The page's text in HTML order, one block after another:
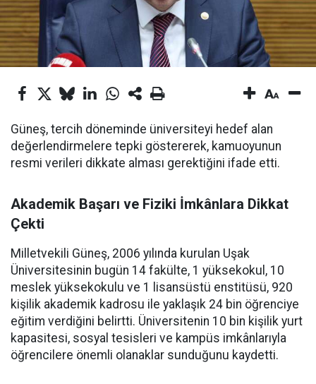
Güneş, tercih döneminde üniversiteyi hedef alan
değerlendirmelere tepki göstererek, kamuoyunun
resmi verileri dikkate alması gerektiğini ifade etti.
Akademik Başarı ve Fiziki İmkânlara Dikkat
Çekti
Milletvekili Güneş, 2006 yılında kurulan Uşak
Üniversitesinin bugün 14 fakülte, 1 yüksekokul, 10
meslek yüksekokulu ve 1 lisansüstü enstitüsü, 920
kişilik akademik kadrosu ile yaklaşık 24 bin öğrenciye
eğitim verdiğini belirtti. Üniversitenin 10 bin kişilik yurt
kapasitesi, sosyal tesisleri ve kampüs imkânlarıyla
öğrencilere önemli olanaklar sunduğunu kaydetti.